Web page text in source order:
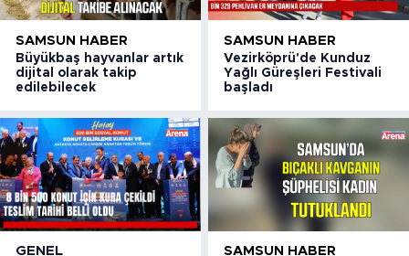
SAMSUN HABER
Büyükbaş hayvanlar artık
dijital olarak takip
edilebilecek
SAMSUN HABER
Vezirköprü'de Kunduz
Yağlı Güreşleri Festivali
başladı
GENEL SAMSUN HABER